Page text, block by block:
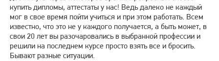
купить дипломы, аттестаты у нас! Ведь далеко не каждый
мог в свое время пойти учиться и при этом работать. Всем
известно, что это не у каждого получается, а быть может, в
свои 20 лет вы разочаровались в выбранной профессии и
решили на последнем курсе просто взять все и бросить.
Бывают разные ситуации.